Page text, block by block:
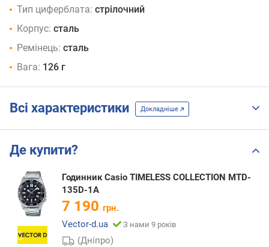
Тип циферблата: стрілочний
Корпус: сталь
Ремінець: сталь
Вага: 126 г
Всі характеристики Докладніше
Де купити?
Годинник Casio TIMELESS COLLECTION MTD-
135D-1A
7 190 грн.
Vector-d.ua
З нами 9 років
(Дніпро)